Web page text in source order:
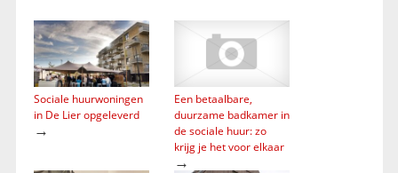
Sociale huurwoningen
in De Lier opgeleverd
→
Een betaalbare,
duurzame badkamer in
de sociale huur: zo
krijg je het voor elkaar
→